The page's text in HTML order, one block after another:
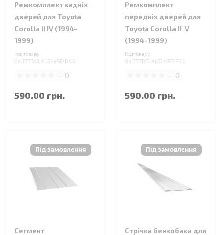
Ремкомплект задніх
дверей для Toyota
Corolla II IV (1994–
1999)
Код товару:
04.TTTRCLXL51.4SD.R.00
0
590.00 грн.
Ремкомплект
передніх дверей для
Toyota Corolla II IV
(1994–1999)
Код товару:
04.TTTRCLXL51.4SD.F.00
0
590.00 грн.
Сегмент
Стрічка бензобака для